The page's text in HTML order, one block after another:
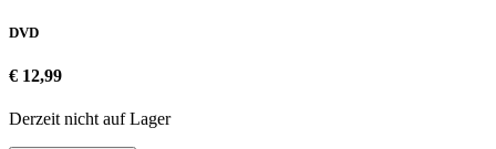
DVD
€ 12,99
Derzeit nicht auf Lager